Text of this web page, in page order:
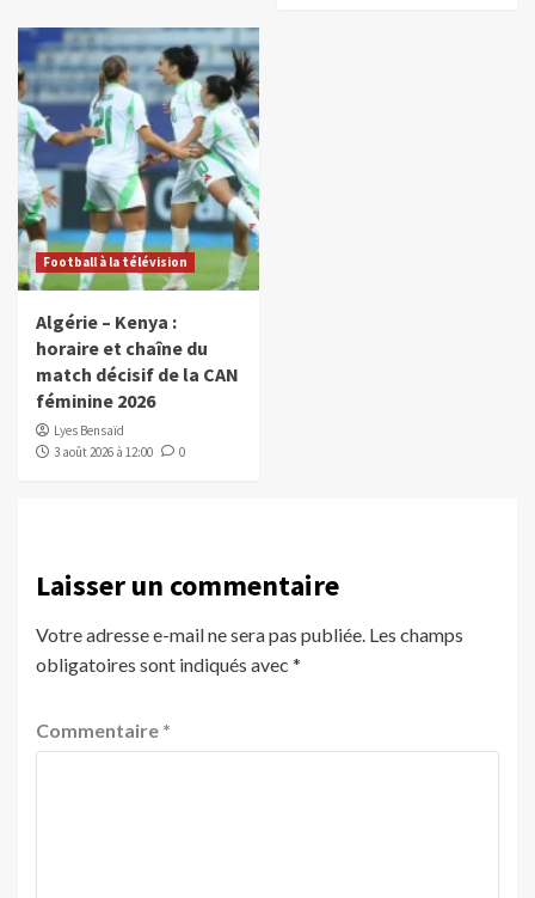
Football à la télévision
Algérie – Kenya :
horaire et chaîne du
match décisif de la CAN
féminine 2026
Lyes Bensaïd
3 août 2026 à 12:00
0
Laisser un commentaire
Votre adresse e-mail ne sera pas publiée. Les champs
obligatoires sont indiqués avec *
Commentaire *